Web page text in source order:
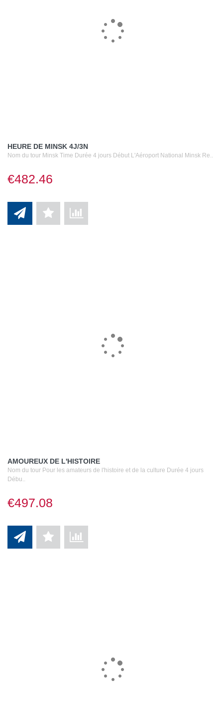
HEURE DE MINSK 4J/3N
Nom du tour Minsk Time Durée 4 jours Début L'Aéroport National Minsk Re..
€482.46
AMOUREUX DE L'HISTOIRE
Nom du tour Pour les amateurs de l'histoire et de la culture Durée 4 jours
Débu..
€497.08